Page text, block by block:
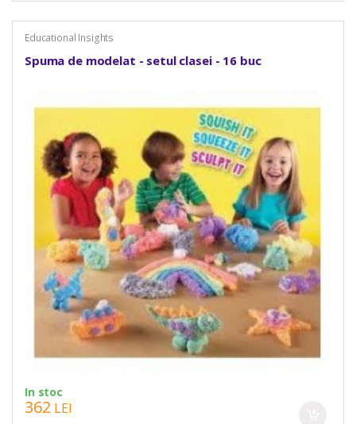
Educational Insights
Spuma de modelat - setul clasei - 16 buc
In stoc
362 LEI